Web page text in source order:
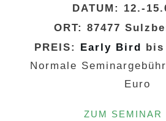
DATUM:
12.-
ORT: 87477
PREIS: Early Bird bis
Normale
Euro
ZUM SEMINAR